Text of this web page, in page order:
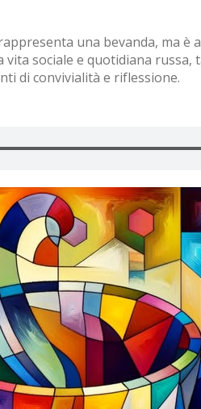
una bevanda, ma
sociale e quotidiana russa,
di convivialità e riflessione.